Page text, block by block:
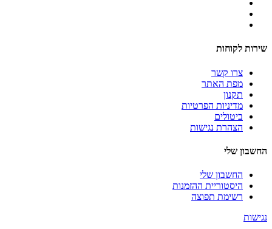
שירות לקוחות
צרו קשר
מפת האתר
תקנון
מדיניות הפרטיות
ביטולים
הצהרת נגישות
החשבון שלי
החשבון שלי
היסטוריית ההזמנות
רשימת תפוצה
נגישות